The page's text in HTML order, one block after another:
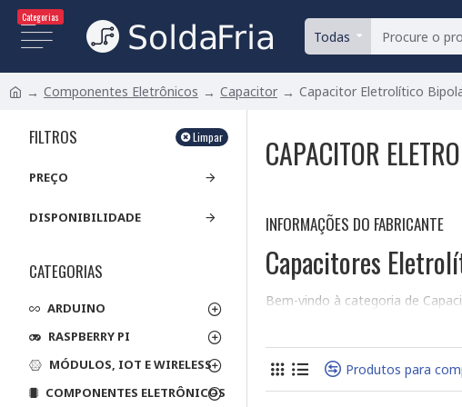
Categorias
Todas
Componentes Eletrônicos Capacitor Capacitor Eletrolítico
FILTROS Limpar
PREÇO
DISPONIBILIDADE
CATEGORIAS
ARDUINO
RASPBERRY PI
MÓDULOS, IOT E WIRELESS
COMPONENTES ELETRÔNICOS
CAPACITOR
INFORMAÇÕES DO FABRICANTE
Capacitores
Bem-vindo à categoria de
de capacitância, tensões
Características
Produtos para